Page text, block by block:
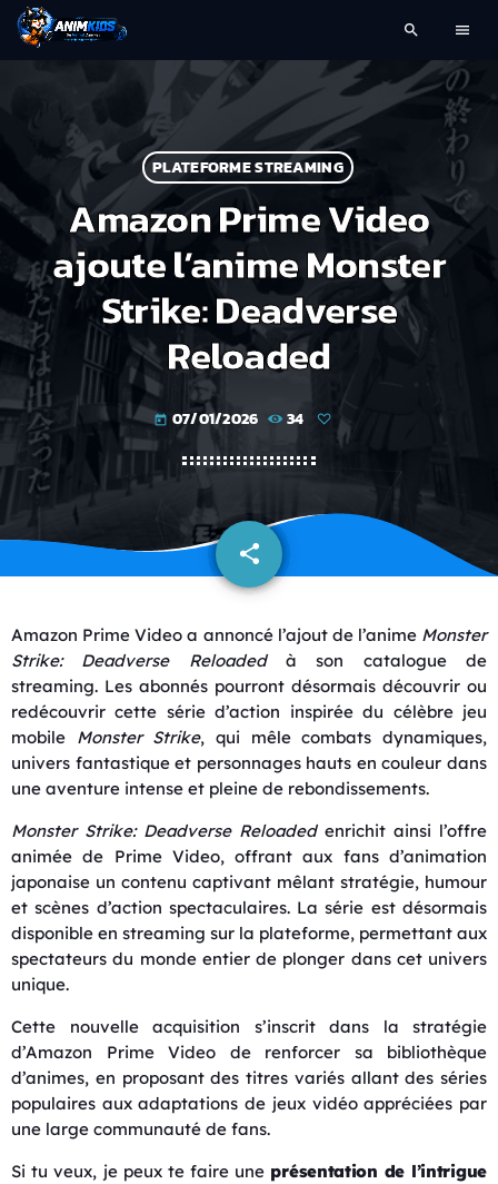
search menu
PLATEFORME STREAMING
Amazon Prime Video
ajoute l’anime Monster
Strike: Deadverse
Reloaded
today 07/01/2026 34
share
email
Amazon Prime Video a annoncé l’ajout de l’anime Monster
Strike: Deadverse Reloadedà son catalogue de
streaming. Les abonnés pourront désormais découvrir ou
redécouvrir cette série d’action inspirée du célèbre jeu
mobile Monster Strike, qui mêle combats dynamiques,
univers fantastique et personnages hauts en couleur dans
une aventure intense et pleine de rebondissements.
Monster Strike: Deadverse Reloadedenrichit ainsi l’offre
animée de Prime Video, offrant aux fans d’animation
japonaise un contenu captivant mêlant stratégie, humour
et scènes d’action spectaculaires. La série est désormais
disponible en streaming sur la plateforme, permettant aux
spectateurs du monde entier de plonger dans cet univers
unique.
Cette nouvelle acquisition s’inscrit dans la stratégie
d’Amazon Prime Video de renforcer sa bibliothèque
d’animes, en proposant des titres variés allant des séries
populaires aux adaptations de jeux vidéo appréciées par
une large communauté de fans.
Si tu veux, je peux te faire une présentation de l’intrigue